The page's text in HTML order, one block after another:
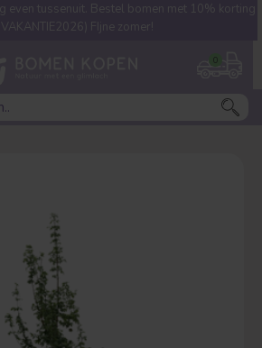
0
even tussenuit. Bestel bomen met 10% korting
FIjne zomer!
ben jij naar op